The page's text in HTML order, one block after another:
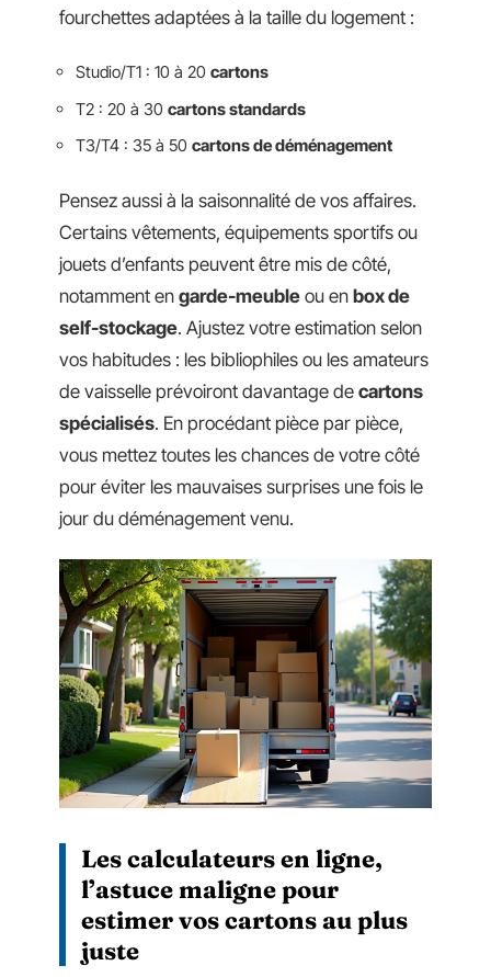
fourchettes adaptées à la taille du logement :
Studio/T1 : 10 à 20 cartons
T2 : 20 à 30 cartons standards
T3/T4 : 35 à 50 cartons de déménagement
Pensez aussi à la saisonnalité de vos affaires.
Certains vêtements, équipements sportifs ou
jouets d’enfants peuvent être mis de côté,
notamment en garde-meuble ou en box de
self-stockage. Ajustez votre estimation selon
vos habitudes : les bibliophiles ou les amateurs
de vaisselle prévoiront davantage de cartons
spécialisés. En procédant pièce par pièce,
vous mettez toutes les chances de votre côté
pour éviter les mauvaises surprises une fois le
jour du déménagement venu.
Les calculateurs en ligne,
l’astuce maligne pour
estimer vos cartons au plus
juste